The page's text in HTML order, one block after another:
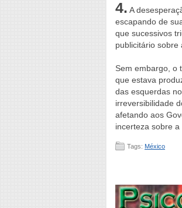
4. A
escapando de
que sucessivos
publicitário sobre
Sem embargo, o
que estava
das esquerdas
irreversibilidade
afetando aos
incerteza sobre
Tags: México